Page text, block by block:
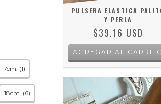
17cm. (1)
18cm. (6)
PULSERA ELASTICA
Y PERLA
$39.16 USD